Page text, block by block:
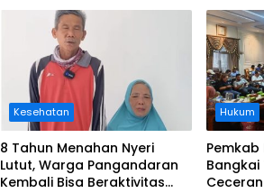
Kesehatan
8 Tahun Menahan Nyeri
Lutut, Warga Pangandaran
Kembali Bisa Beraktivitas
Hukum